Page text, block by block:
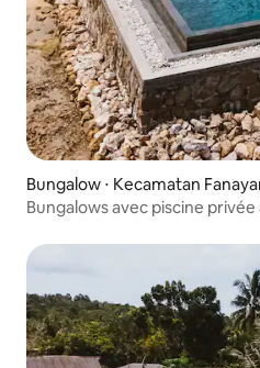
Bungalow ⋅ Kecamatan
Bungalows avec piscine privée